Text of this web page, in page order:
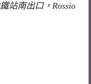
站南出口，Rossio